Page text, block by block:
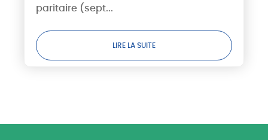
paritaire (sept...
LIRE LA SUITE